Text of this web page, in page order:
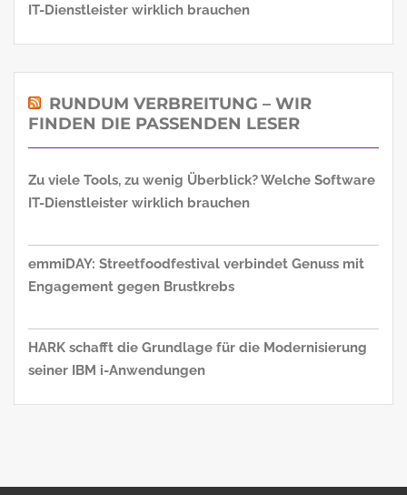
IT-Dienstleister wirklich brauchen
RUNDUM VERBREITUNG – WIR
FINDEN DIE PASSENDEN LESER
Zu viele Tools, zu wenig Überblick? Welche Software
IT-Dienstleister wirklich brauchen
emmiDAY: Streetfoodfestival verbindet Genuss mit
Engagement gegen Brustkrebs
HARK schafft die Grundlage für die Modernisierung
seiner IBM i-Anwendungen